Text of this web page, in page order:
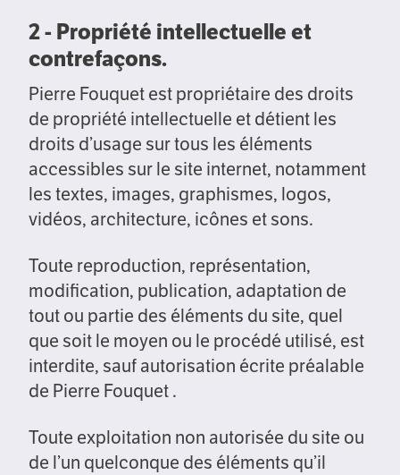
2 - Propriété intellectuelle et
contrefaçons.
Pierre Fouquet est propriétaire des droits
de propriété intellectuelle et détient les
droits d’usage sur tous les éléments
accessibles sur le site internet, notamment
les textes, images, graphismes, logos,
vidéos, architecture, icônes et sons.
Toute reproduction, représentation,
modification, publication, adaptation de
tout ou partie des éléments du site, quel
que soit le moyen ou le procédé utilisé, est
interdite, sauf autorisation écrite préalable
de Pierre Fouquet .
Toute exploitation non autorisée du site ou
de l’un quelconque des éléments qu’il